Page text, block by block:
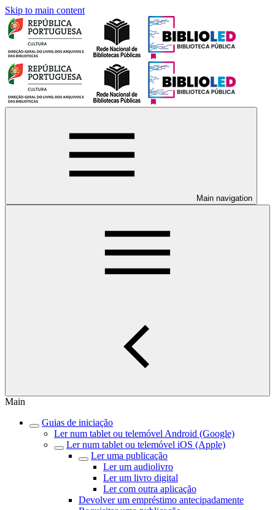
Skip to main content
Main navigation
Main
Guias de iniciação
Ler num tablet ou telemóvel Android (Google)
Ler num tablet ou telemóvel iOS (Apple)
Ler uma publicação
Ler um audiolivro
Ler um livro digital
Ler com outra aplicação
Devolver um empréstimo antecipadamente